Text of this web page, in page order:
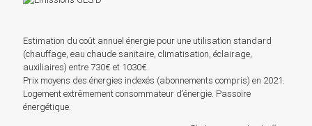
Estimation du coût annuel énergie pour une utilisation standard
(chauffage, eau chaude sanitaire, climatisation, éclairage,
auxiliaires) entre 730€ et 1030€.
Prix moyens des énergies indexés (abonnements compris) en 2021.
Logement extrêmement consommateur d’énergie. Passoire
énergétique.